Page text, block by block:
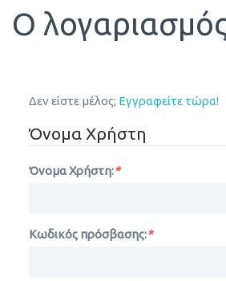
Ο
Δεν είστε μέλος; Εγγραφείτε τώρα!
Όνομα Χρήστη
Όνομα Χρήστη:*
Κωδικός πρόσβασης:*